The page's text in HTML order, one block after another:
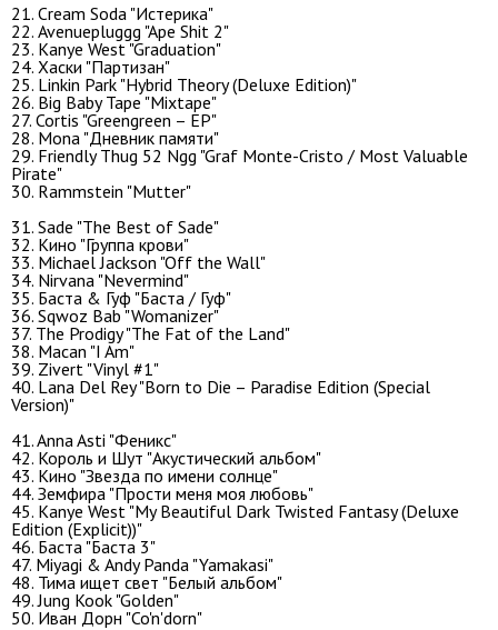
21. Cream Soda "Истерика"
22. Avenuepluggg "Ape Shit 2"
23. Kanye West "Graduation"
24. Хаски "Партизан"
25. Linkin Park "Hybrid Theory (Deluxe Edition)"
26. Big Baby Tape "Mixtape"
27. Cortis "Greengreen – EP"
28. Mona "Дневник памяти"
29. Friendly Thug 52 Ngg "Graf Monte-Cristo / Most Valuable
Pirate"
30. Rammstein "Mutter"
31. Sade "The Best of Sade"
32. Кино "Группа крови"
33. Michael Jackson "Off the Wall"
34. Nirvana "Nevermind"
35. Баста & Гуф "Баста / Гуф"
36. Sqwoz Bab "Womanizer"
37. The Prodigy "The Fat of the Land"
38. Macan "I Am"
39. Zivert "Vinyl #1"
40. Lana Del Rey "Born to Die – Paradise Edition (Special
Version)"
41. Anna Asti "Феникс"
42. Король и Шут "Акустический альбом"
43. Кино "Звезда по имени солнце"
44. Земфира "Прости меня моя любовь"
45. Kanye West "My Beautiful Dark Twisted Fantasy (Deluxe
Edition (Explicit))"
46. Баста "Баста 3"
47. Miyagi & Andy Panda "Yamakasi"
48. Тима ищет свет "Белый альбом"
49. Jung Kook "Golden"
50. Иван Дорн "Co'n'dorn"